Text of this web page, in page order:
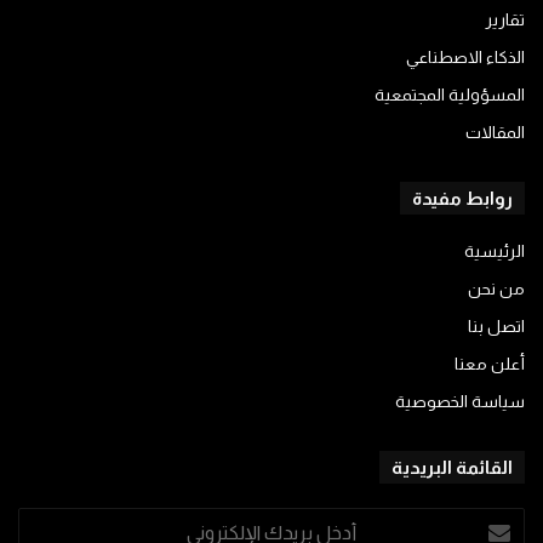
تقارير
الذكاء الاصطناعي
المسؤولية المجتمعية
المقالات
روابط مفيدة
الرئيسية
من نحن
اتصل بنا
أعلن معنا
سياسة الخصوصية
القائمة البريدية
أدخل